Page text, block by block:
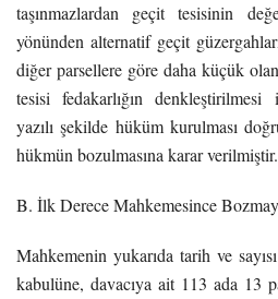
taşınmazlardan geçit tesisinin
yönünden alternatif geçit
diğer parsellere göre daha küçük
tesisi fedakarlığın denkleştirilmesi
yazılı şekilde hüküm kurulması
hükmün bozulmasına karar verilmiştir.
B. İlk Derece Mahkemesince
Mahkemenin yukarıda tarih ve
kabulüne, davacıya ait 113 ada 13